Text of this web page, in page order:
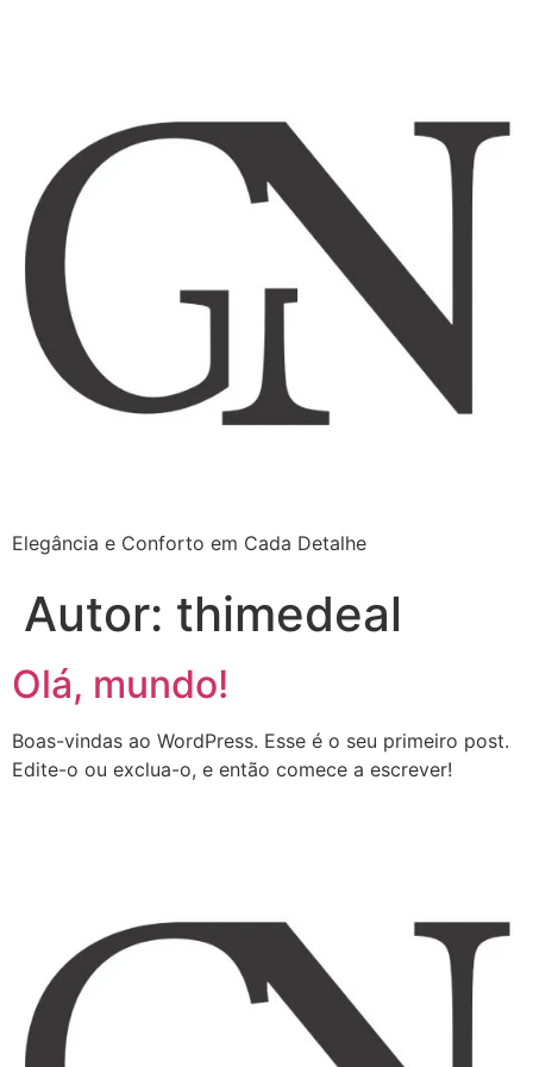
Elegância e Conforto em Cada Detalhe
Autor: thimedeal
Olá, mundo!
Boas-vindas ao WordPress. Esse é o seu primeiro post.
Edite-o ou exclua-o, e então comece a escrever!